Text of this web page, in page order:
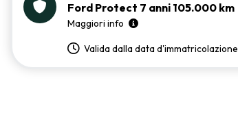
Ford Protect 7 anni 105.000 km
Maggiori info
Valida dalla data d'immatricolazione